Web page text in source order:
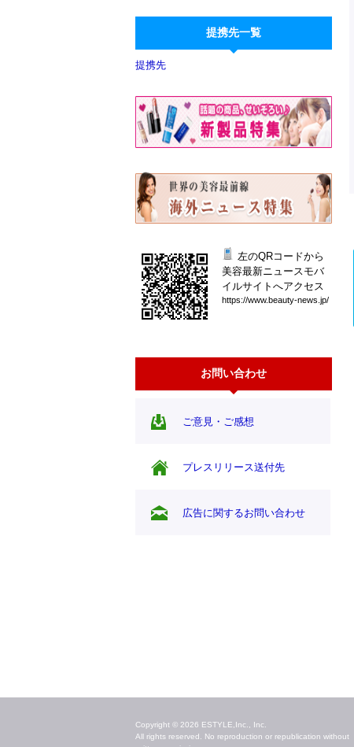
提携先一覧
提携先
左のQRコードから
美容最新ニュースモバ
イルサイトへアクセス
https://www.beauty-news. jp/
お問い合わせ
ご意見・ご感想
プレスリリース送付先
広告に関するお問い合わせ
Copyright © 2026 ESTYLE,Inc., Inc.
All rights reserved. No reproduction or republication without